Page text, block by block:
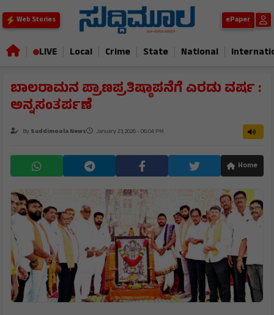
Web Stories ePaper
LIVE Local Crime State National
ಬಾಲರಾಮನ ಪ್ರಾಣಪ್ರತಿಷ್ಠಾಪನೆಗೆ ಎರಡು ವರ್ಷ :
ಅನ್ನಸಂತರ್ಪಣೆ
BySuddimoola News January 23, 2026 - 06:04 PM
Home